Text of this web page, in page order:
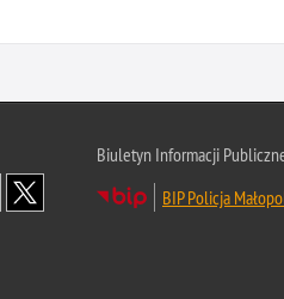
Biuletyn Informacji
BIP Policja